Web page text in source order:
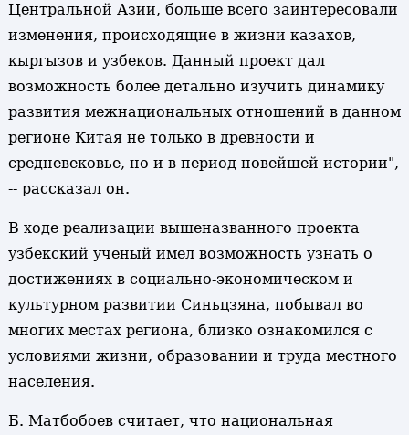
Центральной Азии, больше всего заинтересовали
изменения, происходящие в жизни казахов,
кыргызов и узбеков. Данный проект дал
возможность более детально изучить динамику
развития межнациональных отношений в данном
регионе Китая не только в древности и
средневековье, но и в период новейшей истории",
-- рассказал он.
В ходе реализации вышеназванного проекта
узбекский ученый имел возможность узнать о
достижениях в социально-экономическом и
культурном развитии Синьцзяна, побывал во
многих местах региона, близко ознакомился с
условиями жизни, образовании и труда местного
населения.
Б. Матбобоев считает, что национальная